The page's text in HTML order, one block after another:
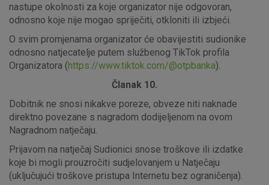
nastupe okolnosti za koje organizator nije odgovoran,
odnosno koje nije mogao spriječiti, otkloniti ili izbjeći.
O svim promjenama organizator će obavijestiti sudionike
odnosno natjecatelje putem službenog TikTok profila
Organizatora (https://www.tiktok.com/@otpbanka).
Članak 10.
Dobitnik ne snosi nikakve poreze, obveze niti naknade
direktno povezane s nagradom dodijeljenom na ovom
Nagradnom natječaju.
Prijavom na natječaj Sudionici snose troškove ili izdatke
koje bi mogli prouzročiti sudjelovanjem u Natječaju
(uključujući troškove pristupa Internetu bez ograničenja).